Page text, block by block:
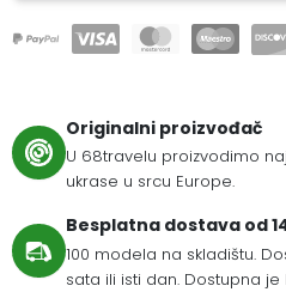
Originalni proizvođač
U 68travelu proizvodimo
ukrase u srcu Europe.
Besplatna dostava od
100 modela na skladištu.
sata ili isti dan. Dostupna